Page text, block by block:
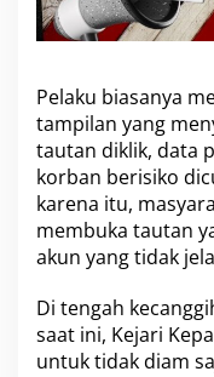
Pelaku biasanya
tampilan yang
tautan diklik, data
korban berisiko
karena itu,
membuka tautan
akun yang tidak
Di tengah
saat ini, Kejari
untuk tidak diam